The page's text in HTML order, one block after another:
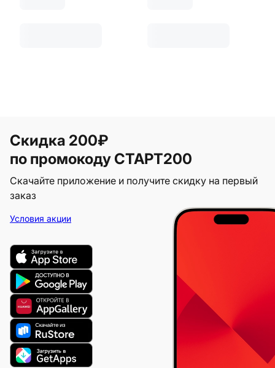
Скидка 200₽
по промокоду СТАРТ200
Скачайте приложение и получите скидку на первый
заказ
Условия акции